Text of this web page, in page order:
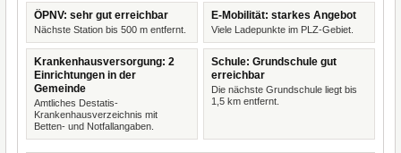
ÖPNV: sehr gut erreichbar
Nächste Station bis 500 m entfernt.
E-Mobilität: starkes Angebot
Viele Ladepunkte im PLZ-Gebiet.
Krankenhausversorgung: 2
Einrichtungen in der
Gemeinde
Amtliches Destatis-
Krankenhausverzeichnis mit
Betten- und Notfallangaben.
Schule: Grundschule gut
erreichbar
Die nächste Grundschule liegt bis
1,5 km entfernt.